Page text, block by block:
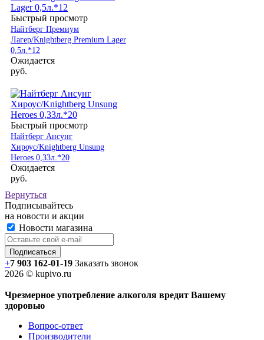
Быстрый просмотр
Найтберг Премиум
Лагер/Knightberg Premium Lager
0,5л.*12
Ожидается
руб.
Быстрый просмотр
Найтберг Ансунг
Хироус/Knightberg Unsung
Heroes 0,33л.*20
Ожидается
руб.
Вернуться
Подписывайтесь
на новости и акции
Новости магазина
+7 903 162-01-19 Заказать звонок
2026 © kupivo.ru
Чрезмерное употребление алкоголя вредит Вашему
здоровью
Вопрос-ответ
Производители